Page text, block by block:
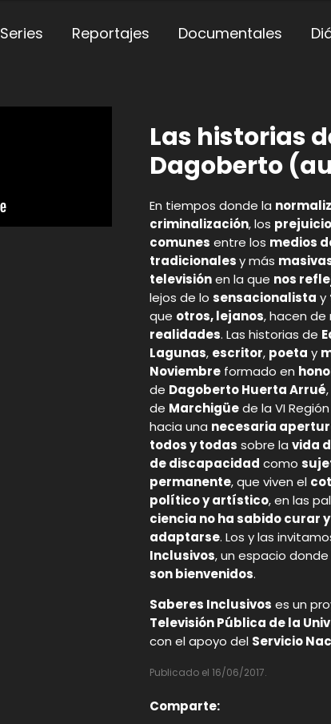
Series Reportajes Documentales
Las historias
Dagoberto
En tiempos donde la
criminalización, los
comunes entre los medios
tradicionalesy más
televisiónen la que nos
lejos de lo sensacionalista y
que otros, lejanos, hacen de
realidades. Las historias de
Lagunas, escritor, poeta y
Noviembreformado en
de Dagoberto Huerta Arrué,
de Marchigüede la VI
hacia una necesaria
todos y todas sobre la vida
de discapacidad como
permanente, que viven el
político y artístico, en las
ciencia no ha sabido curar
adaptarse. Los y las
Inclusivos, un espacio donde
son bienvenidos.
Saberes Inclusivos es un
Televisión Pública de la
con el apoyo del Servicio
Publicado el 16/06/2017.
Comparte: